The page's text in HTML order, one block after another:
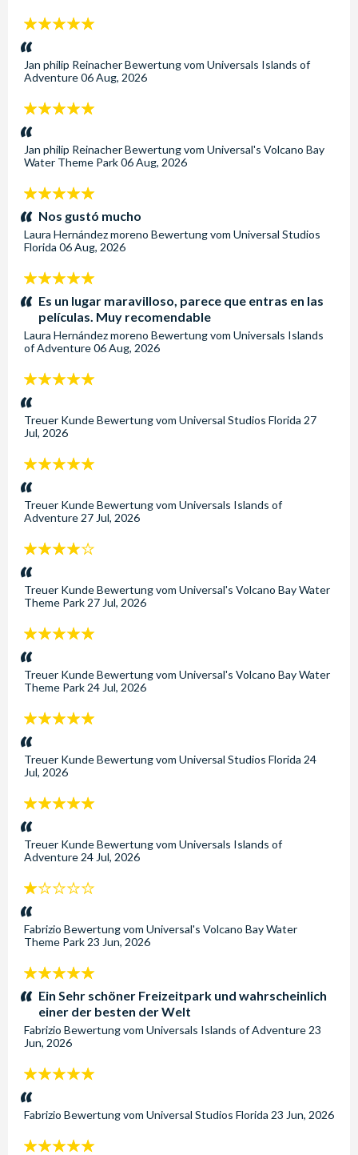
5
Sterne:
Jan philip ReinacherBewertung vom Universals Islands of
Adventure06 Aug, 2026
5
Sterne:
Jan philip ReinacherBewertung vom Universal's Volcano Bay
Water Theme Park06 Aug, 2026
5
Sterne:Nos gustó mucho
Laura Hernández moreno Bewertung vom Universal Studios
Florida 06 Aug, 2026
5
Sterne:Es un lugar maravilloso, parece que entras en las
películas. Muy recomendable
Laura Hernández moreno Bewertung vom Universals Islands
of Adventure06 Aug, 2026
5
Sterne:
Treuer KundeBewertung vom Universal Studios Florida 27
Jul, 2026
5
Sterne:
Treuer KundeBewertung vom Universals Islands of
Adventure 27 Jul, 2026
4
Sterne:
Treuer KundeBewertung vom Universal's Volcano Bay Water
Theme Park 27 Jul, 2026
5
Sterne:
Treuer KundeBewertung vom Universal's Volcano Bay Water
Theme Park 24 Jul, 2026
5
Sterne:
Treuer KundeBewertung vom Universal Studios Florida 24
Jul, 2026
5
Sterne:
Treuer KundeBewertung vom Universals Islands of
Adventure 24 Jul, 2026
1
Sterne:
Fabrizio Bewertung vom Universal's Volcano Bay Water
Theme Park 23 Jun, 2026
5
Sterne:
Ein Sehr schöner Freizeitpark und wahrscheinlich
einer der besten der Welt
Fabrizio Bewertung vom Universals Islands of Adventure 23
Jun, 2026
5
Sterne:
Fabrizio Bewertung vom Universal Studios Florida 23 Jun, 2026
5